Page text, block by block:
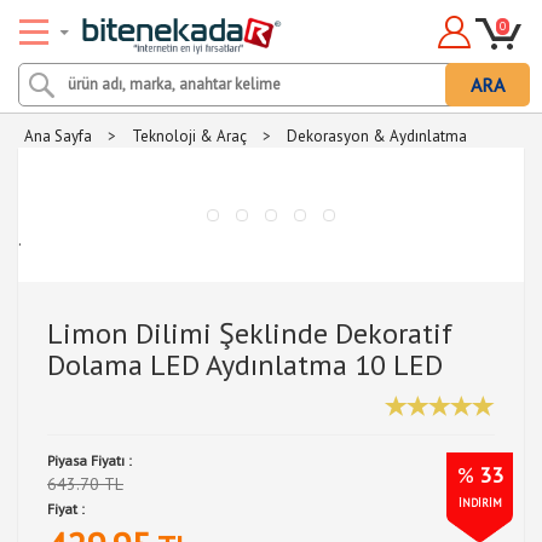
ARA
0
Ana Sayfa > Teknoloji & Araç > Dekorasyon & Aydınlatma
.
Limon Dilimi Şeklinde Dekoratif
Dolama LED Aydınlatma 10 LED
Piyasa Fiyatı :
643.70 TL % 33
İNDİRİM
Fiyat :